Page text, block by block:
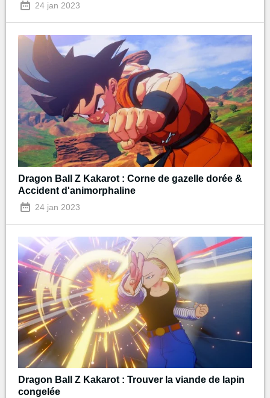
24 jan 2023
Dragon Ball Z Kakarot : Corne de gazelle dorée &
Accident d'animorphaline
24 jan 2023
Dragon Ball Z Kakarot : Trouver la viande de lapin
congelée